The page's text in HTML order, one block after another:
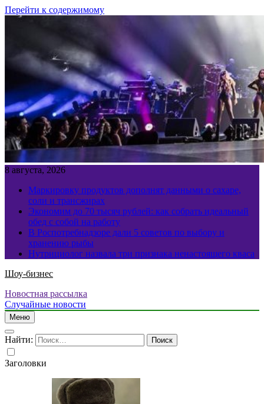
Перейти к содержимому
8 августа, 2026
Маркировку продуктов дополнят данными о сахаре,
соли и трансжирах
Экономим до 70 тысяч рублей: как собрать идеальный
обед с собой на работу
В Роспотребнадзоре дали 5 советов по выбору и
хранению рыбы
Нутрициолог назвала три признака ненастоящего кваса
Шоу-бизнес
Новостная рассылка
Случайные новости
Меню
Найти:
Заголовки